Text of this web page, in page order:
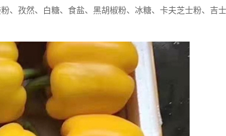
、孜然、白糖、食盐、黑胡椒粉、冰糖、卡夫芝士粉、吉